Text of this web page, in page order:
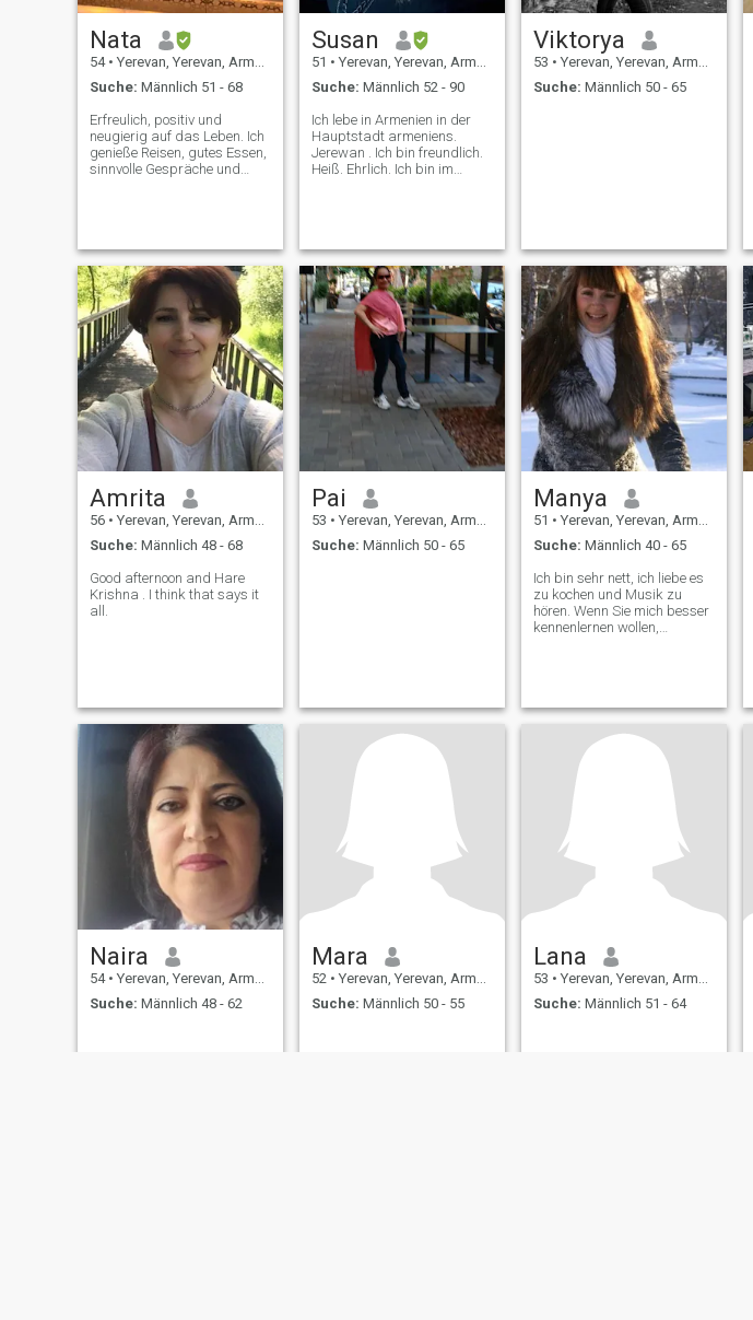
Nata
54 • Yerevan, Yerevan, Armenien
Suche: Männlich 51 - 68
Erfreulich, positiv und
neugierig auf das Leben. Ich
genieße Reisen, gutes Essen,
sinnvolle Gespräche und
und sehen, wie es weitergeht.
Susan
51 • Yerevan, Yerevan, Armenien
Suche: Männlich 52 - 90
Ich lebe in Armenien in der
Hauptstadt armeniens.
Jerewan . Ich bin freundlich.
Heiß. Ehrlich. Ich bin im
bin nur ein Mensch. Und ich
mag alle Religene auf der
Welt. Sogar Atheisten.
Viktorya
53 • Yerevan, Yerevan, Armenien
Suche: Männlich 50 - 65
Amrita
56 • Yerevan, Yerevan, Armenien
Suche: Männlich 48 - 68
Good afternoon and Hare
Krishna . I think that says it
all.
Pai
53 • Yerevan, Yerevan, Armenien
Suche: Männlich 50 - 65
Manya
51 • Yerevan, Yerevan, Armenien
Suche: Männlich 40 - 65
Ich bin sehr nett, ich liebe es
zu kochen und Musik zu
hören. Wenn Sie mich besser
kennenlernen wollen,
Naira
54 • Yerevan, Yerevan, Armenien
Suche: Männlich 48 - 62
Mara
52 • Yerevan, Yerevan, Armenien
Suche: Männlich 50 - 55
Lana
53 • Yerevan, Yerevan, Armenien
Suche: Männlich 51 - 64